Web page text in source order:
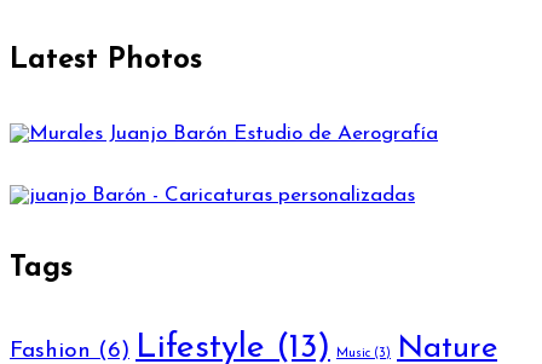
Latest Photos
Tags
Fashion (6) Lifestyle (13) Music (3) Nature